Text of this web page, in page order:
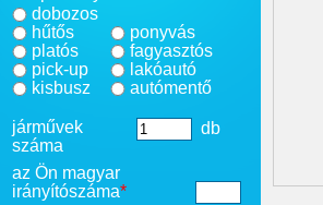
dobozos
hűtős
platós
pick-up
kisbusz
ponyvás
fagyasztós
lakóautó
autómentő
járművek
száma
db
az Ön magyar
irányítószáma*